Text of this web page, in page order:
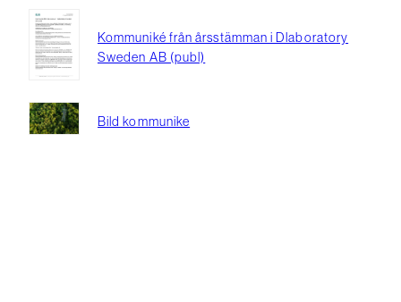
Kommuniké från årsstämman i Dlaboratory
Sweden AB (publ)
Bild kommunike